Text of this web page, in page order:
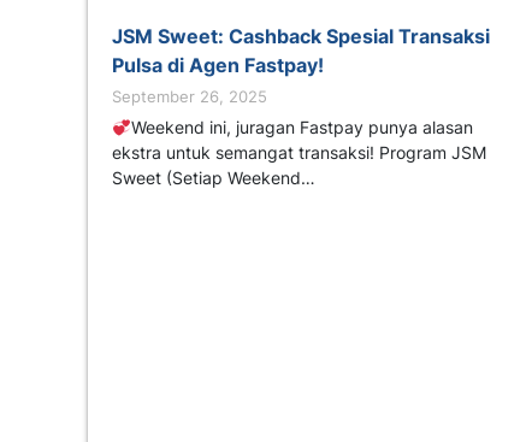
JSM Sweet: Cashback Spesial Transaksi
Pulsa di Agen Fastpay!
September 26, 2025
Weekend ini, juragan Fastpay punya alasan
ekstra untuk semangat transaksi! Program JSM
Sweet (Setiap Weekend…